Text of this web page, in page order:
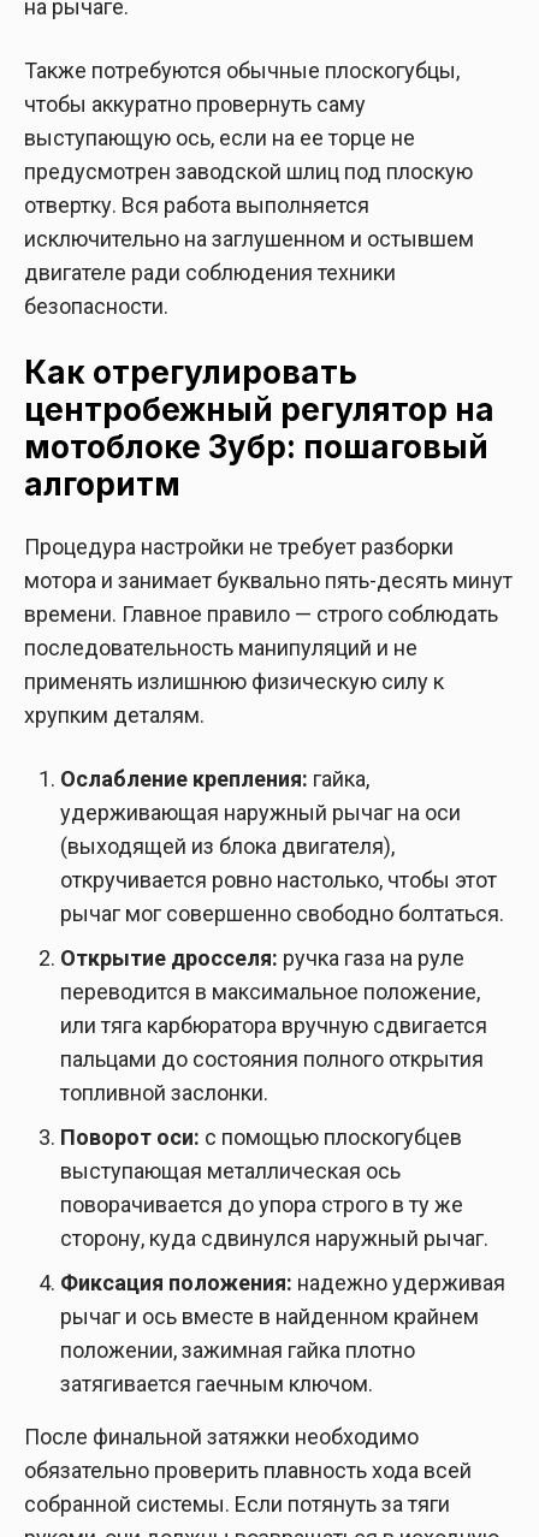
на рычаге.
Также потребуются обычные плоскогубцы,
чтобы аккуратно провернуть саму
выступающую ось, если на ее торце не
предусмотрен заводской шлиц под плоскую
отвертку. Вся работа выполняется
исключительно на заглушенном и остывшем
двигателе ради соблюдения техники
безопасности.
Как отрегулировать
центробежный регулятор на
мотоблоке Зубр: пошаговый
алгоритм
Процедура настройки не требует разборки
мотора и занимает буквально пять-десять минут
времени. Главное правило — строго соблюдать
последовательность манипуляций и не
применять излишнюю физическую силу к
хрупким деталям.
Ослабление крепления: гайка,
удерживающая наружный рычаг на оси
(выходящей из блока двигателя),
откручивается ровно настолько, чтобы этот
рычаг мог совершенно свободно болтаться.
Открытие дросселя: ручка газа на руле
переводится в максимальное положение,
или тяга карбюратора вручную сдвигается
пальцами до состояния полного открытия
топливной заслонки.
Поворот оси: с помощью плоскогубцев
выступающая металлическая ось
поворачивается до упора строго в ту же
сторону, куда сдвинулся наружный рычаг.
Фиксация положения: надежно удерживая
рычаг и ось вместе в найденном крайнем
положении, зажимная гайка плотно
затягивается гаечным ключом.
После финальной затяжки необходимо
обязательно проверить плавность хода всей
собранной системы. Если потянуть за тяги